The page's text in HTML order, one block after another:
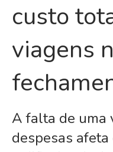
custo
viagens
A falta de uma
despesas